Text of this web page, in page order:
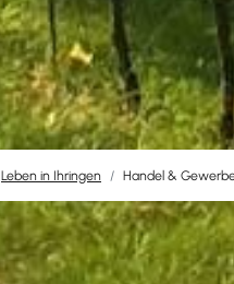
Leben in Ihringen Handel &